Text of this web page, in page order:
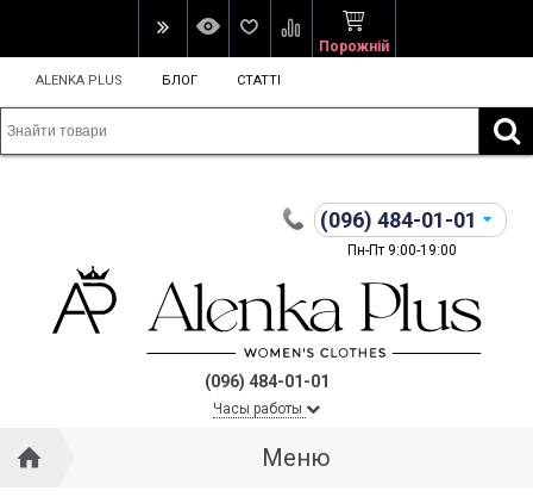
Порожній
ALENKA PLUS БЛОГ СТАТТІ
(096) 484-01-01
Пн-Пт 9:00-19:00
(096) 484-01-01
Часы работы
Меню